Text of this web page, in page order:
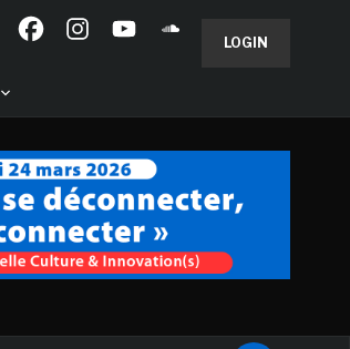
LOGIN